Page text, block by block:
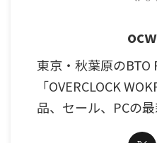
東京・秋葉原のBTO
「OVERCLOCK
品、セール、PCの